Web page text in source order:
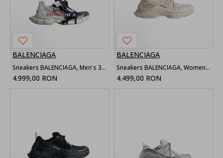
BALENCIAGA
Sneakers BALENCIAGA, Men's 3xl Split Logo Sneaker in Eggshell
4.999,00 RON
BALENCIAGA
Sneakers BALENCIAGA, Women's Triple S.2 Sneaker in Eggshell, Beige
4.499,00 RON